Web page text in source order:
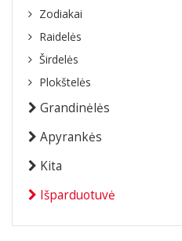
Zodiakai
Raidelės
Širdelės
Plokštelės
Grandinėlės
Apyrankės
Kita
Išparduotuvė